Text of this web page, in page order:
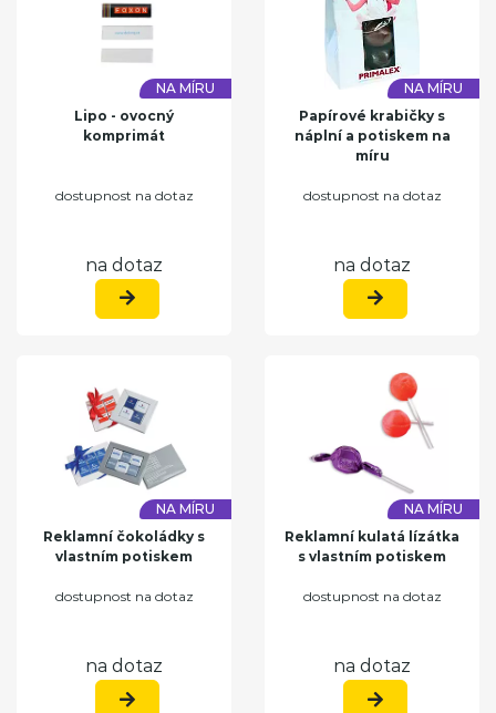
NA MÍRU
Lipo - ovocný
komprimát
dostupnost na dotaz
na dotaz
NA MÍRU
Papírové krabičky s
náplní a potiskem na
míru
dostupnost na dotaz
na dotaz
NA MÍRU
Reklamní čokoládky s
vlastním potiskem
dostupnost na dotaz
na dotaz
NA MÍRU
Reklamní kulatá lízátka
s vlastním potiskem
dostupnost na dotaz
na dotaz